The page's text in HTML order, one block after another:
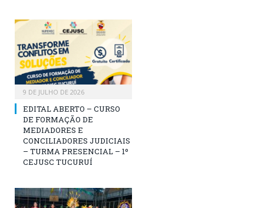
9 DE JULHO DE 2026
EDITAL ABERTO – CURSO
DE FORMAÇÃO DE
MEDIADORES E
CONCILIADORES JUDICIAIS
– TURMA PRESENCIAL – 1º
CEJUSC TUCURUÍ